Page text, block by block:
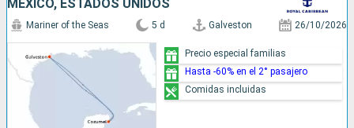
MÉXICO, ESTADOS UNIDOS
Mariner of the Seas 5 d Galveston 26/10/2026
Precio especial familias
Hasta -60% en el 2° pasajero
Comidas incluidas